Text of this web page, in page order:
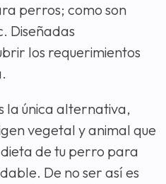
perros; como son
Diseñadas
los requerimientos
la única alternativa,
vegetal y animal que
de tu perro para
De no ser así es